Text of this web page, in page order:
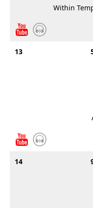
Within
13
14